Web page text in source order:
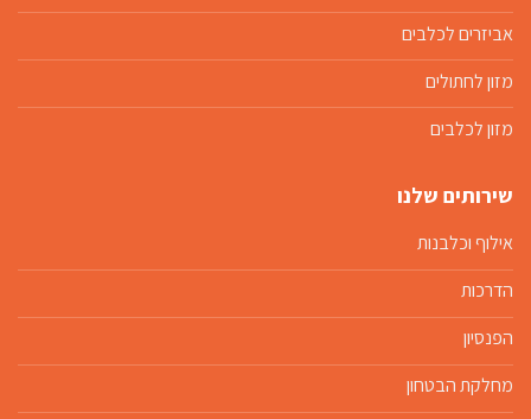
אביזרים לכלבים
מזון לחתולים
מזון לכלבים
שירותים שלנו
אילוף וכלבנות
הדרכות
הפנסיון
מחלקת הבטחון